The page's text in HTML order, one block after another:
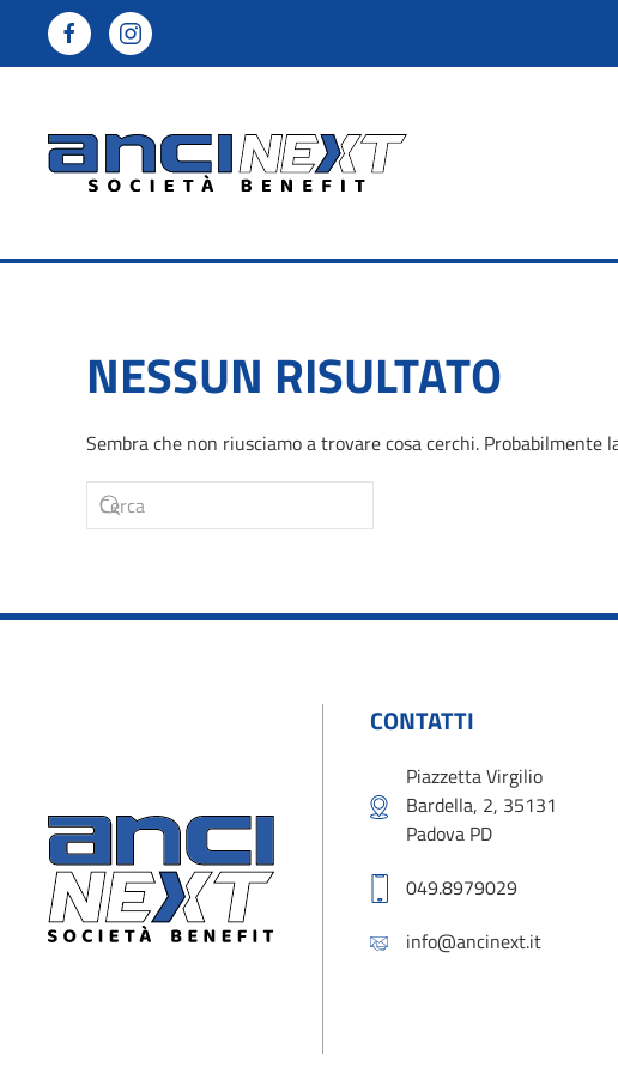
Skip to main content
NESSUN RISULTATO
Sembra che non riusciamo a trovare cosa cerchi. Probabilmente
CONTATTI
Piazzetta Virgilio
Bardella, 2, 35131
Padova PD
049.8979029
info@ancinext.it